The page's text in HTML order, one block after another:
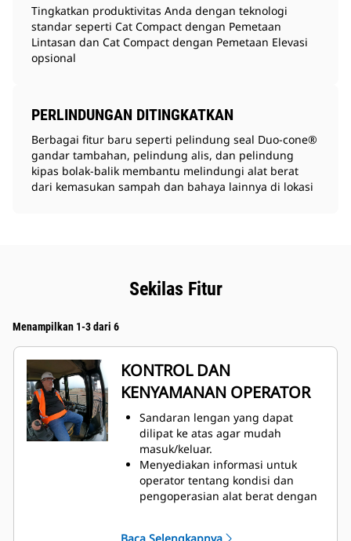
Tingkatkan produktivitas Anda dengan teknologi
standar seperti Cat Compact dengan Pemetaan
Lintasan dan Cat Compact dengan Pemetaan Elevasi
opsional
PERLINDUNGAN DITINGKATKAN
Berbagai fitur baru seperti pelindung seal Duo-cone®
gandar tambahan, pelindung alis, dan pelindung
kipas bolak-balik membantu melindungi alat berat
dari kemasukan sampah dan bahaya lainnya di lokasi
Sekilas Fitur
Menampilkan 1-3 dari 6
KONTROL DAN
KENYAMANAN OPERATOR
Sandaran lengan yang dapat
dilipat ke atas agar mudah
masuk/keluar.
Menyediakan informasi untuk
operator tentang kondisi dan
pengoperasian alat berat dengan